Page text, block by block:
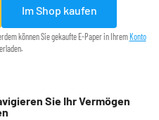
Im Shop kaufen
können Sie gekaufte E-Paper in Ihrem Konto
Sie Ihr Vermögen